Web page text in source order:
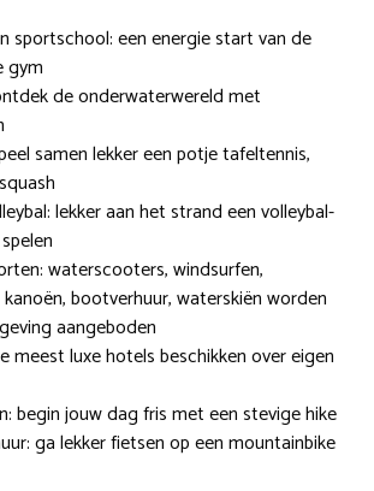
sportschool: een energie start van de
gym
de onderwaterwereld met
samen lekker een potje tafeltennis,
lekker aan het strand een volleybal-
waterscooters, windsurfen,
kanoën, bootverhuur, waterskiën worden
aangeboden
meest luxe hotels beschikken over eigen
begin jouw dag fris met een stevige hike
ga lekker fietsen op een mountainbike